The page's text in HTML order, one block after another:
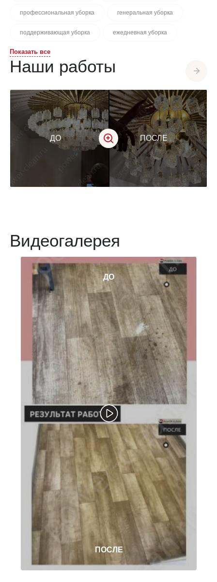
профессиональная уборка генеральная уборка
поддерживающая уборка ежедневная уборка
уборка раз в неделю
уборка после строительства
VIP уборка уборка квартир уборка офисов
уборка домов уборка коттеджей
уборка ресторанов разовая уборка помещений
уборка квартир после ремонта комплексная уборка
химчистка дивана
Показать все
Наши работы
ДО ПОСЛЕ
Видеогалерея